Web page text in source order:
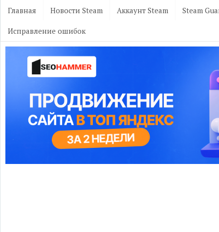
Главная Новости Steam Аккаунт Steam Steam
Исправление ошибок